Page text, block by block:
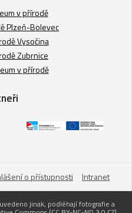
v přírodě
Plzeň-Bolevec
Vysočina
Zubrnice
v přírodě
o přístupnosti Intranet
jinak, podléhají fotografie a